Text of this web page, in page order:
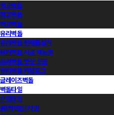
적고벽돌
청고벽돌
백고벽돌
유리벽돌
유리벽돌 전제품보기
유리벽돌 시공 매뉴얼
유리벽돌 영상 모음
유리벽돌 카달로그
글레이즈벽돌
벽돌타일
수입타일
롱(와이드) 타일